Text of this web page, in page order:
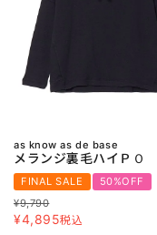
as know as de base
メランジ裏毛ハイＰＯ
FINAL SALE
50%OFF
¥9,790
¥4,895税込